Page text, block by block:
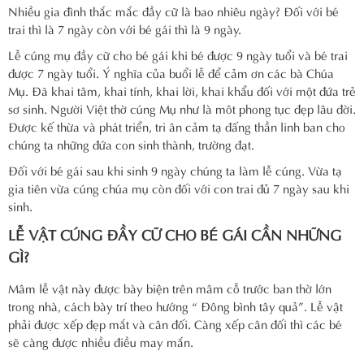
Nhiều gia đình thắc mắc đầy cữ là bao nhiêu ngày? Đối với bé
trai thì là 7 ngày còn với bé gái thì là 9 ngày.
Lễ cúng mụ đầy cữ cho bé gái khi bé được 9 ngày tuổi và bé trai
được 7 ngày tuổi. Ý nghĩa của buổi lễ để cảm ơn các bà Chúa
Mụ. Đã khai tâm, khai tính, khai lời, khai khẩu đối với một đứa trẻ
sơ sinh. Người Việt thờ cúng Mụ như là môt phong tục đẹp lâu đời.
Được kế thừa và phát triển, tri ân cảm tạ đấng thần linh ban cho
chúng ta những đứa con sinh thành, trường đạt.
Đối với bé gái sau khi sinh 9 ngày chúng ta làm lễ cúng. Vừa tạ
gia tiên vừa cúng chúa mụ còn đối với con trai đủ 7 ngày sau khi
sinh.
LỄ VẬT CÚNG ĐẦY CỮ CHO BÉ GÁI CẦN NHỮNG
GÌ?
Mâm lễ vật này được bày biện trên mâm cỗ trước ban thờ lớn
trong nhà, cách bày trí theo hướng “ Đông bình tây quả”. Lễ vật
phải được xếp đẹp mắt và cân đối. Càng xếp cân đối thì các bé
sẽ càng được nhiều điều may mắn.